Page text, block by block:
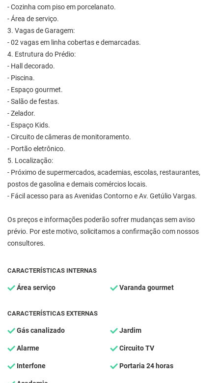
- Cozinha com piso em porcelanato.
- Área de serviço.
3. Vagas de Garagem:
- 02 vagas em linha cobertas e demarcadas.
4. Estrutura do Prédio:
- Hall decorado.
- Piscina.
- Espaço gourmet.
- Salão de festas.
- Zelador.
- Espaço Kids.
- Circuito de câmeras de monitoramento.
- Portão eletrônico.
5. Localização:
- Próximo de supermercados, academias, escolas, restaurantes,
postos de gasolina e demais comércios locais.
- Fácil acesso para as Avenidas Contorno e Av. Getúlio Vargas.
Os preços e informações poderão sofrer mudanças sem aviso
prévio. Por este motivo, solicitamos a confirmação com nossos
consultores.
CARACTERÍSTICAS INTERNAS
Área serviço Varanda gourmet
CARACTERÍSTICAS EXTERNAS
Gás canalizado Jardim
Alarme Circuito TV
Interfone Portaria 24 horas